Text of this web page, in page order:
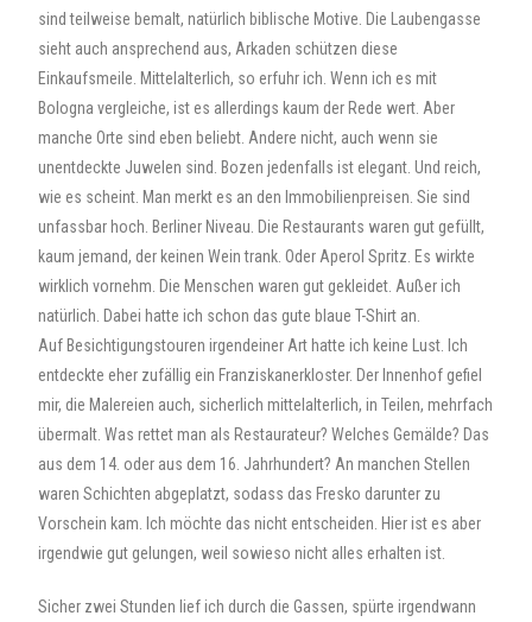
sind teilweise bemalt, natürlich biblische Motive. Die Laubengasse
sieht auch ansprechend aus, Arkaden schützen diese
Einkaufsmeile. Mittelalterlich, so erfuhr ich. Wenn ich es mit
Bologna vergleiche, ist es allerdings kaum der Rede wert. Aber
manche Orte sind eben beliebt. Andere nicht, auch wenn sie
unentdeckte Juwelen sind. Bozen jedenfalls ist elegant. Und reich,
wie es scheint. Man merkt es an den Immobilienpreisen. Sie sind
unfassbar hoch. Berliner Niveau. Die Restaurants waren gut gefüllt,
kaum jemand, der keinen Wein trank. Oder Aperol Spritz. Es wirkte
wirklich vornehm. Die Menschen waren gut gekleidet. Außer ich
natürlich. Dabei hatte ich schon das gute blaue T-Shirt an.
Auf Besichtigungstouren irgendeiner Art hatte ich keine Lust. Ich
entdeckte eher zufällig ein Franziskanerkloster. Der Innenhof gefiel
mir, die Malereien auch, sicherlich mittelalterlich, in Teilen, mehrfach
übermalt. Was rettet man als Restaurateur? Welches Gemälde? Das
aus dem 14. oder aus dem 16. Jahrhundert? An manchen Stellen
waren Schichten abgeplatzt, sodass das Fresko darunter zu
Vorschein kam. Ich möchte das nicht entscheiden. Hier ist es aber
irgendwie gut gelungen, weil sowieso nicht alles erhalten ist.
Sicher zwei Stunden lief ich durch die Gassen, spürte irgendwann